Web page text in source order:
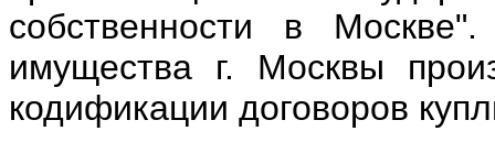
собственности в
имущества г. Москвы
кодификации договоров